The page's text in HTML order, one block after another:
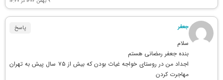
جعفر پاسخ
سلام
بنده جعفر رمضانی هستم
اجداد من در روستای خواجه غیاث بودن که بیش از ۷۵ سال پیش به تهران
مهاجرت کردن